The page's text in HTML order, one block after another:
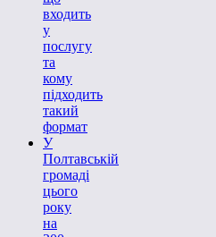
входить
у
послугу
та
кому
підходить
такий
формат
У
Полтавській
громаді
цього
року
на